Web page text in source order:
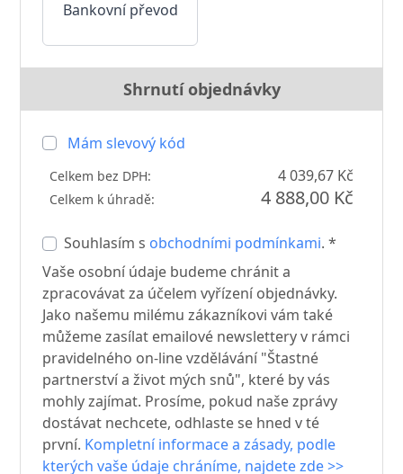
Bankovní převod
Shrnutí objednávky
Mám slevový kód
Celkem bez DPH: 4 039,67 Kč
Celkem k úhradě: 4 888,00 Kč
Souhlasím s obchodními podmínkami. *
Vaše osobní údaje budeme chránit a
zpracovávat za účelem vyřízení objednávky.
Jako našemu milému zákazníkovi vám také
můžeme zasílat emailové newslettery v rámci
pravidelného on-line vzdělávání "Štastné
partnerství a život mých snů", které by vás
mohly zajímat. Prosíme, pokud naše zprávy
dostávat nechcete, odhlaste se hned v té
první. Kompletní informace a zásady, podle
kterých vaše údaje chráníme, najdete zde >>